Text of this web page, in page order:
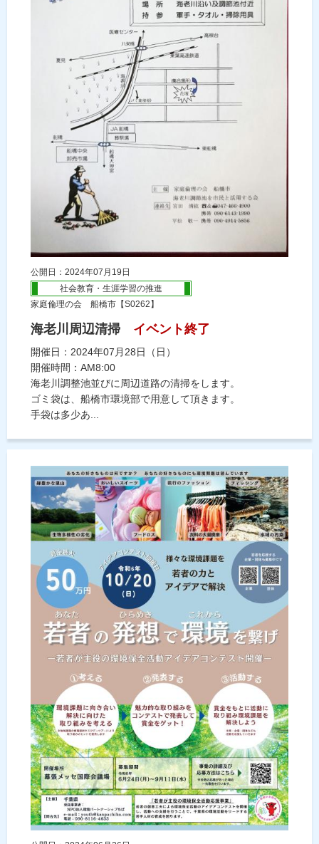
公開日：2024年07月19日
社会教育・生涯学習の推進
家庭倫理の会 船橋市【S0262】
海老川周辺清掃 イベント終了
開催日：2024年07月28日（日）
開催時間：AM8:00
海老川調整池並びに周辺道路の清掃をします。
ゴミ袋は、船橋市環境部で用意して頂きます。
手袋は多少あ...